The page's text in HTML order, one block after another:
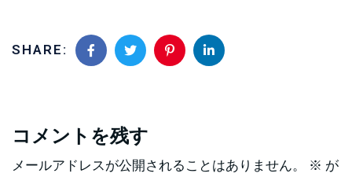
SHARE:
コメントを残す
メールアドレスが公開されることはありません。 ※ が